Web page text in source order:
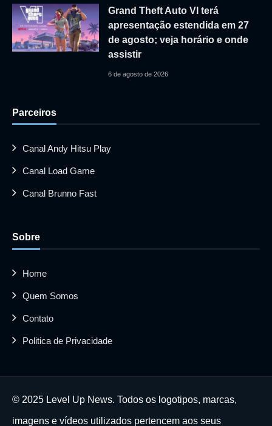
Grand Theft Auto VI terá
apresentação estendida em 27
de agosto; veja horário e onde
assistir
6 de agosto de 2026
Parceiros
Canal Andy Hitsu Play
Canal Load Game
Canal Brunno Fast
Sobre
Home
Quem Somos
Contato
Politica de Privacidade
© 2025 Level Up News. Todos os logotipos, marcas,
imagens e vídeos utilizados pertencem aos seus